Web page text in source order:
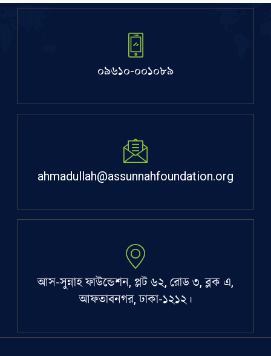
০৯৬১০-০০১০৮৯
ahmadullah@assunnahfoundation.org
আস-সুন্নাহ ফাউন্ডেশন, প্লট ৬২, রোড ৩, ব্লক এ,
আফতাবনগর, ঢাকা-১২১২।